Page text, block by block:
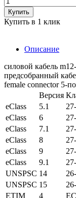
Купить
Купить в 1 клик
Описание
силовой кабель
предсобранный
female connector 5-
Версия
eClass
5.1
eClass
6
eClass
7.1
eClass
8
eClass
9
eClass
9.1
UNSPSC 14
UNSPSC 15
ETIM
4